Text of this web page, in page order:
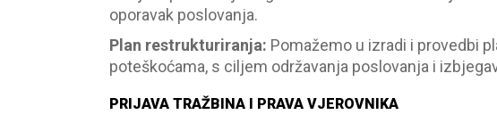
oporavak poslovanja.
Plan restrukturiranja: Pomažemo u izradi i provedbi
poteškoćama, s ciljem održavanja poslovanja i
PRIJAVA TRAŽBINA I PRAVA VJEROVNIKA